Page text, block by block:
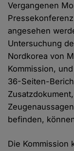
Vergangenen
angesehen
Untersuchung
Nordkorea von
Kommission,
36-Seiten-
befinden,
Die Kommission